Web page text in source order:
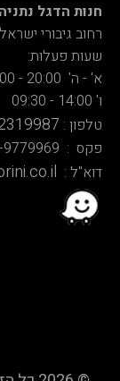
חנות הדגל נתניה
רחוב גיבורי ישראל 10, נתניה
שעות פעלות:
א' - ה' 20:00 - 10:00
ו' 14:00 - 09:30
טלפון :
פקס : 09-9779969
דוא"ל :